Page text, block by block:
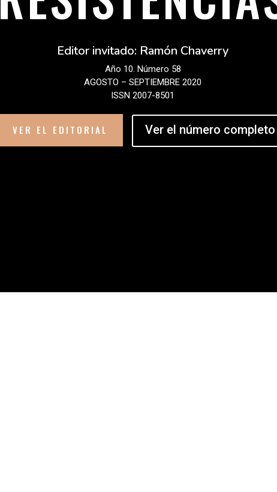
Editor invitado: Ramón Chaverry
Año 10. Número 58
AGOSTO – SEPTIEMBRE 2020
ISSN 2007-8501
VER EL EDITORIAL Ver el número completo